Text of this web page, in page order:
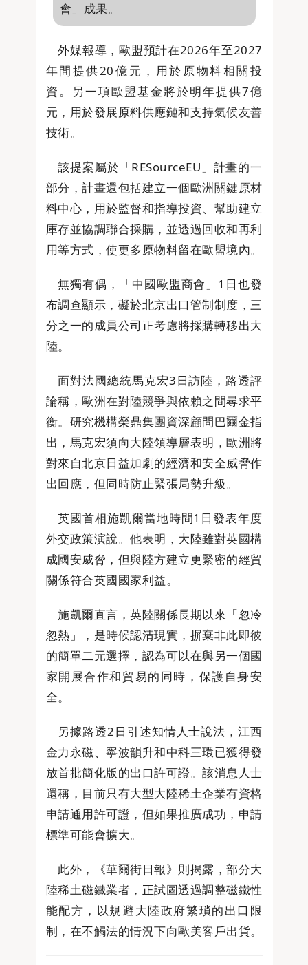
會」成果。
外媒報導，歐盟預計在2026年至2027
年間提供20億元，用於原物料相關投
資。另一項歐盟基金將於明年提供7億
元，用於發展原料供應鏈和支持氣候友善
技術。
該提案屬於「RESourceEU」計畫的一
部分，計畫還包括建立一個歐洲關鍵原材
料中心，用於監督和指導投資、幫助建立
庫存並協調聯合採購，並透過回收和再利
用等方式，使更多原物料留在歐盟境內。
無獨有偶，「中國歐盟商會」1日也發
布調查顯示，礙於北京出口管制制度，三
分之一的成員公司正考慮將採購轉移出大
陸。
面對法國總統馬克宏3日訪陸，路透評
論稱，歐洲在對陸競爭與依賴之間尋求平
衡。研究機構榮鼎集團資深顧問巴爾金指
出，馬克宏須向大陸領導層表明，歐洲將
對來自北京日益加劇的經濟和安全威脅作
出回應，但同時防止緊張局勢升級。
英國首相施凱爾當地時間1日發表年度
外交政策演說。他表明，大陸雖對英國構
成國安威脅，但與陸方建立更緊密的經貿
關係符合英國國家利益。
施凱爾直言，英陸關係長期以來「忽冷
忽熱」，是時候認清現實，摒棄非此即彼
的簡單二元選擇，認為可以在與另一個國
家開展合作和貿易的同時，保護自身安
全。
另據路透2日引述知情人士說法，江西
金力永磁、寧波韻升和中科三環已獲得發
放首批簡化版的出口許可證。該消息人士
還稱，目前只有大型大陸稀土企業有資格
申請通用許可證，但如果推廣成功，申請
標準可能會擴大。
此外，《華爾街日報》則揭露，部分大
陸稀土磁鐵業者，正試圖透過調整磁鐵性
能配方，以規避大陸政府繁瑣的出口限
制，在不觸法的情況下向歐美客戶出貨。